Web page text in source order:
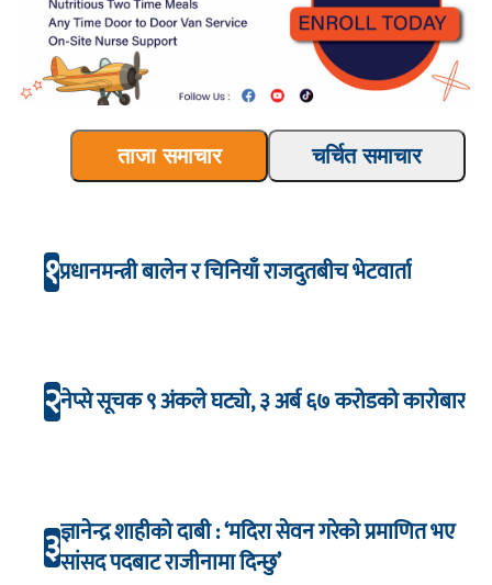
ताजा समाचार चर्चित समाचार
१प्रधानमन्त्री बालेन र चिनियाँ राजदुतबीच भेटवार्ता
२नेप्से सूचक ९ अंकले घट्यो, ३ अर्ब ६७ करोडको कारोबार
३ज्ञानेन्द्र शाहीको दाबी : ‘मदिरा सेवन गरेको प्रमाणित भए
सांसद पदबाट राजीनामा दिन्छु’